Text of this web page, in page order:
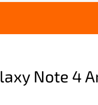
Note 4